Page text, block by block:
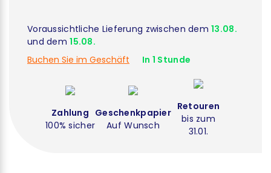
Voraussichtliche Lieferung zwischen dem13.08.
und dem15.08.
Buchen Sie im Geschäft
In 1 Stunde
Zahlung
100% sicher
Geschenkpapier
Auf Wunsch
Retouren
bis zum
31.01.